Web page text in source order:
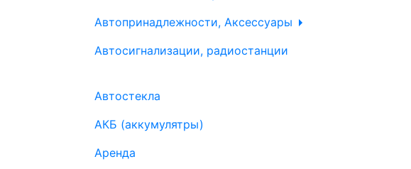
Автопринадлежности, Аксессуары
Автосигнализации, радиостанции
Автостекла
АКБ (аккумулятры)
Аренда